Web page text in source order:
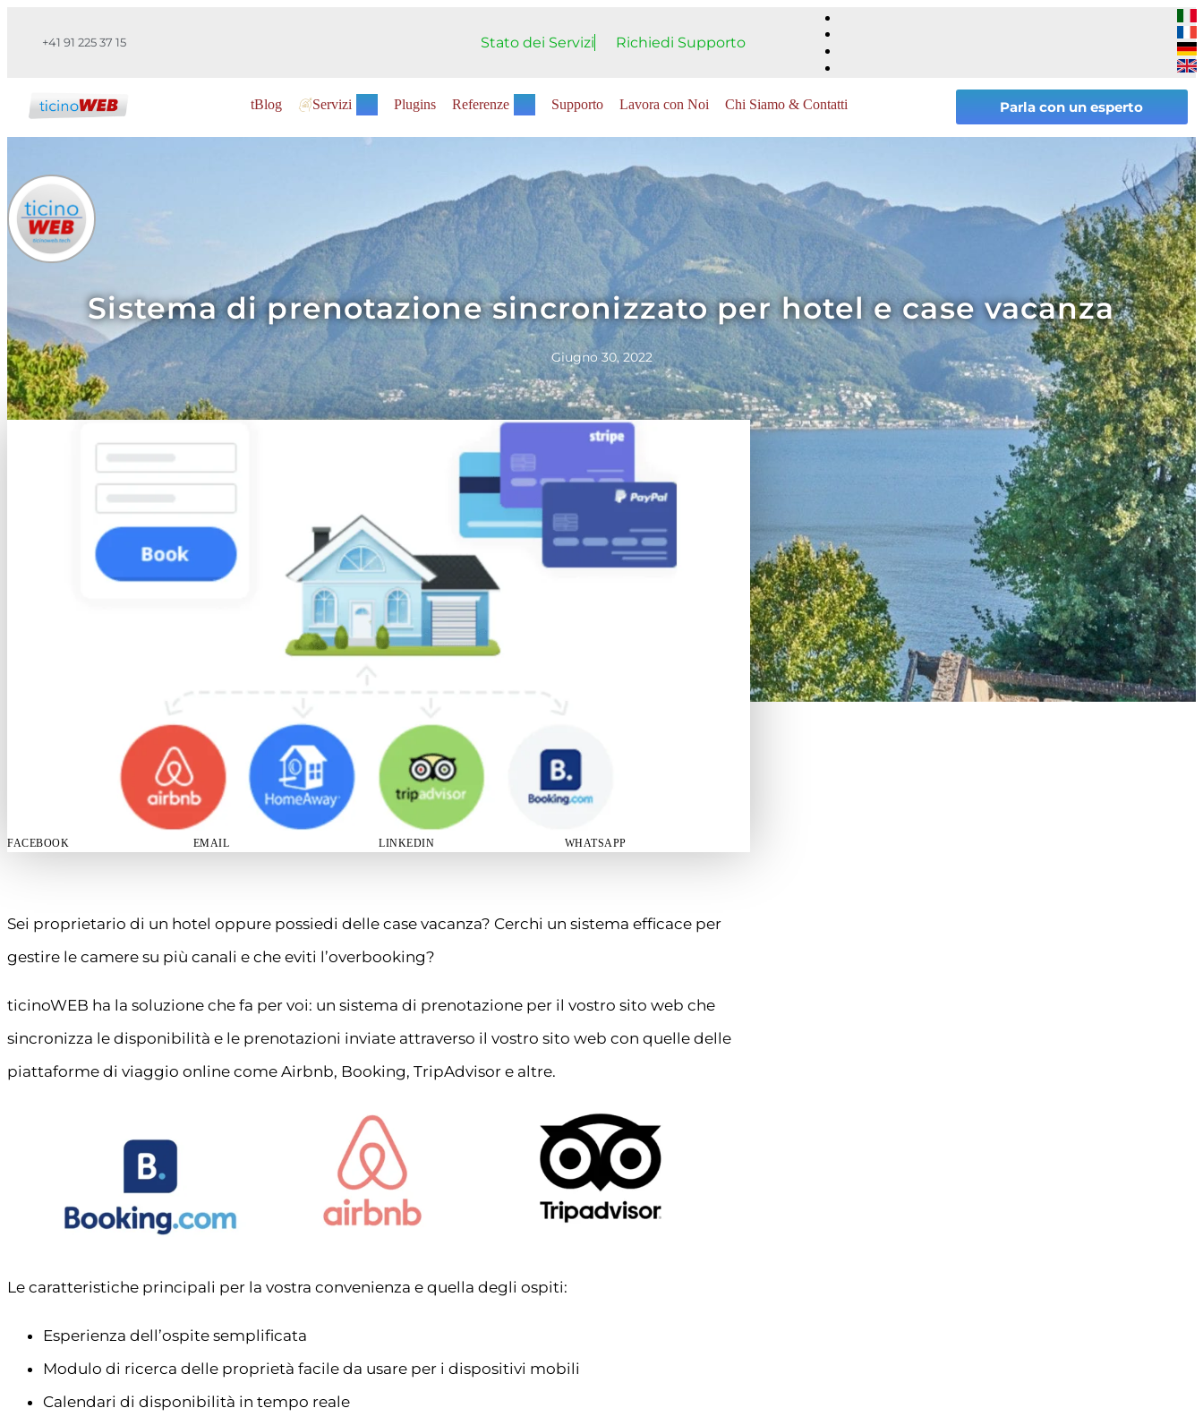
+41 91 225 37 15 Stato dei Servizi Richiedi Supporto
tBlog Servizi Plugins Referenze Supporto Lavora con Noi Chi Siamo & Contatti Parla con un esperto
Sistema di prenotazione sincronizzato per hotel e case vacanza
Giugno 30, 2022
FACEBOOK EMAIL LINKEDIN WHATSAPP
Sei proprietario di un hotel oppure possiedi delle case vacanza? Cerchi un sistema efficace per
gestire le camere su più canali e che eviti l’overbooking?
ticinoWEB ha la soluzione che fa per voi: un sistema di prenotazione per il vostro sito web che
sincronizza le disponibilità e le prenotazioni inviate attraverso il vostro sito web con quelle delle
piattaforme di viaggio online come Airbnb, Booking, TripAdvisor e altre.
Le caratteristiche principali per la vostra convenienza e quella degli ospiti:
Esperienza dell’ospite semplificata
Modulo di ricerca delle proprietà facile da usare per i dispositivi mobili
Calendari di disponibilità in tempo reale